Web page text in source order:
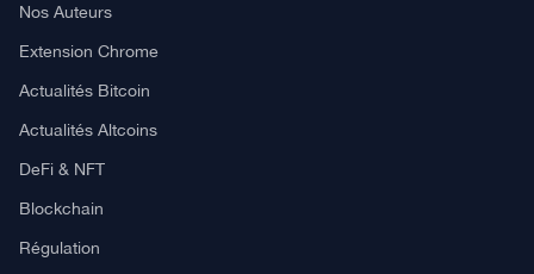
Nos Auteurs
Extension Chrome
Actualités Bitcoin
Actualités Altcoins
DeFi & NFT
Blockchain
Régulation